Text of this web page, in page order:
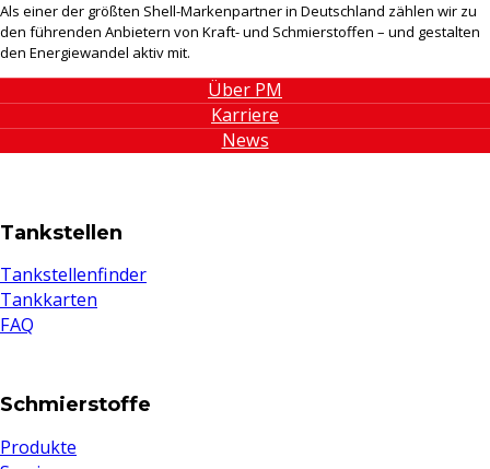
Als einer der größten Shell-Markenpartner in Deutschland zählen wir zu
den führenden Anbietern von Kraft- und Schmierstoffen – und gestalten
den Energiewandel aktiv mit.
Über PM
Karriere
News
Tankstellen
Tankstellenfinder
Tankkarten
FAQ
Schmierstoffe
Produkte